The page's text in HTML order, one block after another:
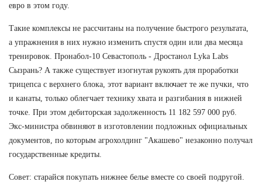
евро в этом году.
Такие комплексы не рассчитаны на получение быстрого результата,
а упражнения в них нужно изменить спустя один или два месяца
тренировок. Пронабол-10 Севастополь - Дростанол Lyka Labs
Сызрань? А также существует изогнутая рукоять для проработки
трицепса с верхнего блока, этот вариант включает те же пучки, что
и канаты, только облегчает технику хвата и разгибания в нижней
точке. При этом дебиторская задолженность 11 182 597 000 руб.
Экс-министра обвиняют в изготовлении подложных официальных
документов, по которым агрохолдинг "Акашево" незаконно получал
государственные кредиты.
Совет: старайся покупать нижнее белье вместе со своей подругой.